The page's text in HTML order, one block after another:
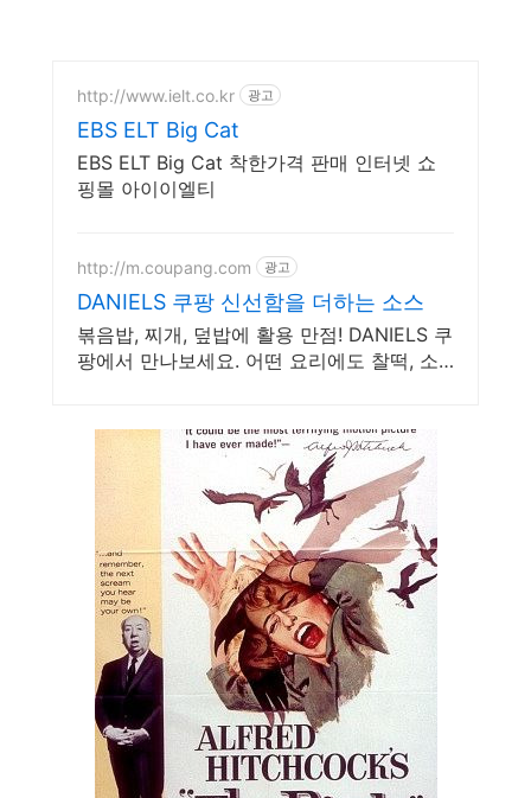
http://www.ielt.co.kr 광고
EBS ELT Big Cat
EBS ELT Big Cat 착한가격 판매 인터넷 쇼
핑몰 아이이엘티
http://m.coupang.com 광고
DANIELS 쿠팡 신선함을 더하는 소스
볶음밥, 찌개, 덮밥에 활용 만점! DANIELS 쿠
팡에서 만나보세요. 어떤 요리에도 찰떡, 소